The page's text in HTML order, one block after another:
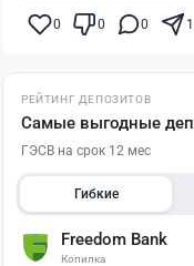
0 0 0 1
РЕЙТИНГ ДЕПОЗИТОВ
Самые выгодные
ГЭСВ на срок 12 мес
Гибкие
Freedom Bank
Копилка